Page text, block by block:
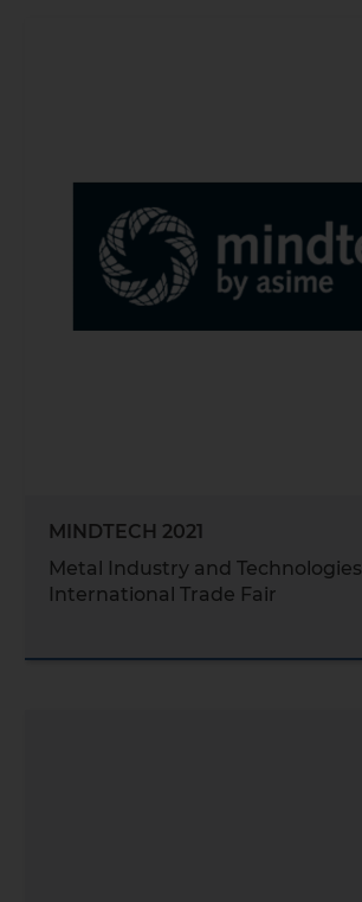
MINDTECH 2021
Metal Industry and Technologies
International Trade Fair